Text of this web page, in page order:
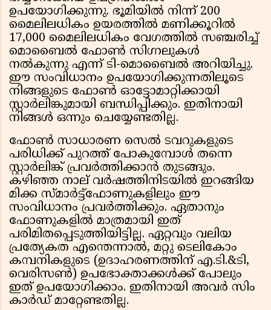
ഉപയോഗിക്കുന്നു. ഭൂമിയിൽ നിന്ന് 200
മൈലിലധികം ഉയരത്തിൽ മണിക്കൂറിൽ
17,000 മൈലിലധികം വേഗത്തിൽ സഞ്ചരിച്ച്
മൊബൈൽ ഫോൺ സിഗ്നലുകൾ
നൽകുന്നു എന്ന് ടി-മൊബൈൽ അറിയിച്ചു.
ഈ സംവിധാനം ഉപയോഗിക്കുന്നതിലൂടെ
നിങ്ങളുടെ ഫോൺ ഓട്ടോമാറ്റിക്കായി
സ്റ്റാർലിങ്കുമായി ബന്ധിപ്പിക്കും. ഇതിനായി
നിങ്ങൾ ഒന്നും ചെയ്യേണ്ടതില്ല.
ഫോൺ സാധാരണ സെൽ ടവറുകളുടെ
പരിധിക്ക് പുറത്ത് പോകുമ്പോൾ തന്നെ
സ്റ്റാർലിങ്ക് പ്രവർത്തിക്കാൻ തുടങ്ങും.
കഴിഞ്ഞ നാല് വർഷത്തിനിടയിൽ ഇറങ്ങിയ
മിക്ക സ്മാർട്ട്‌ഫോണുകളിലും ഈ
സംവിധാനം പ്രവർത്തിക്കും. ഏതാനും
ഫോണുകളിൽ മാത്രമായി ഇത്
പരിമിതപ്പെടുത്തിയിട്ടില്ല. ഏറ്റവും വലിയ
പ്രത്യേകത എന്തെന്നാൽ, മറ്റു ടെലികോം
കമ്പനികളുടെ (ഉദാഹരണത്തിന് എ.ടി.&ടി,
വെരിസൺ) ഉപഭോക്താക്കൾക്ക് പോലും
ഇത് ഉപയോഗിക്കാം. ഇതിനായി അവർ സിം
കാർഡ് മാറ്റേണ്ടതില്ല.